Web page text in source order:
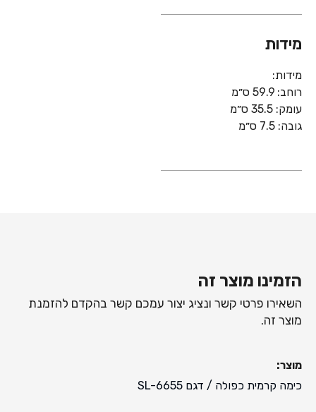
מידות
מידות:
רוחב: 59.9 ס״מ
עומק: 35.5 ס״מ
גובה: 7.5 ס״מ
הזמינו מוצר זה
השאירו פרטי קשר ונציג יצור עמכם קשר בהקדם להזמנת
מוצר זה.
מוצר:
כימה קרמית כפולה / דגם SL-6655